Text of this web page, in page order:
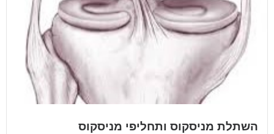
השתלת מניסקוס ותחליפי מניסקוס